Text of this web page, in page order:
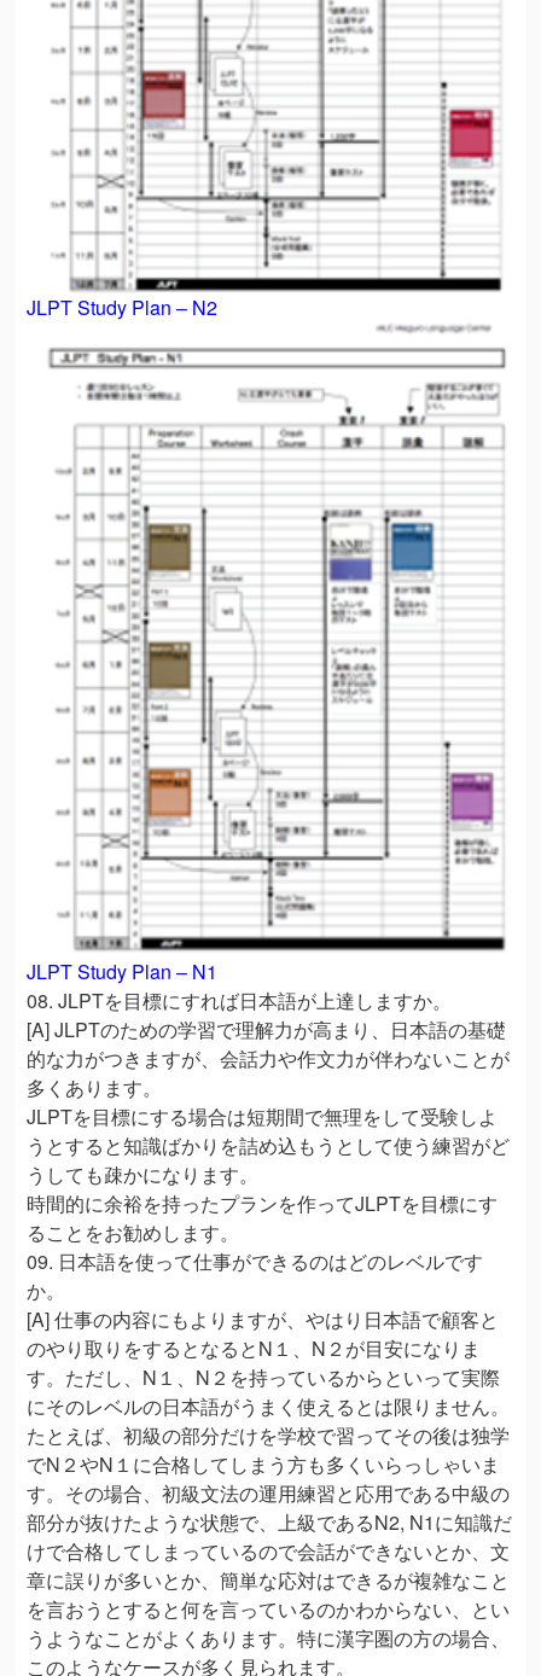
JLPT Study Plan – N2
JLPT Study Plan – N1
08. JLPTを目標にすれば日本語が上達しますか。
[A] JLPTのための学習で理解力が高まり、日本語の基礎
的な力がつきますが、会話力や作文力が伴わないことが
多くあります。
JLPTを目標にする場合は短期間で無理をして受験しよ
うとすると知識ばかりを詰め込もうとして使う練習がど
うしても疎かになります。
時間的に余裕を持ったプランを作ってJLPTを目標にす
ることをお勧めします。
09. 日本語を使って仕事ができるのはどのレベルです
か。
[A] 仕事の内容にもよりますが、やはり日本語で顧客と
のやり取りをするとなるとN１、N２が目安になりま
す。ただし、N１、N２を持っているからといって実際
にそのレベルの日本語がうまく使えるとは限りません。
たとえば、初級の部分だけを学校で習ってその後は独学
でN２やN１に合格してしまう方も多くいらっしゃいま
す。その場合、初級文法の運用練習と応用である中級の
部分が抜けたような状態で、上級であるN2, N1に知識だ
けで合格してしまっているので会話ができないとか、文
章に誤りが多いとか、簡単な応対はできるが複雑なこと
を言おうとすると何を言っているのかわからない、とい
うようなことがよくあります。特に漢字圏の方の場合、
このようなケースが多く見られます。